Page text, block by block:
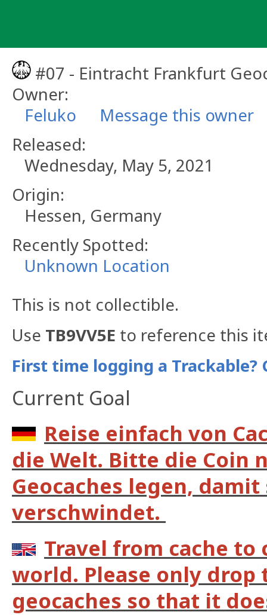
#07 - Eintracht Frankfurt
Owner:
Feluko
Message this owner
Released:
Wednesday, May 5, 2021
Origin:
Hessen, Germany
Recently Spotted:
Unknown Location
This is not collectible.
Use TB9VV5E to reference this
First time logging a Trackable?
Current Goal
Reise einfach von
die Welt. Bitte die Coin
Geocaches legen,
verschwindet.
Travel from cache to
world. Please only drop
geocaches so that it